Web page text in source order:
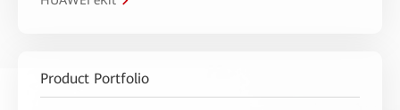
Product Portfolio